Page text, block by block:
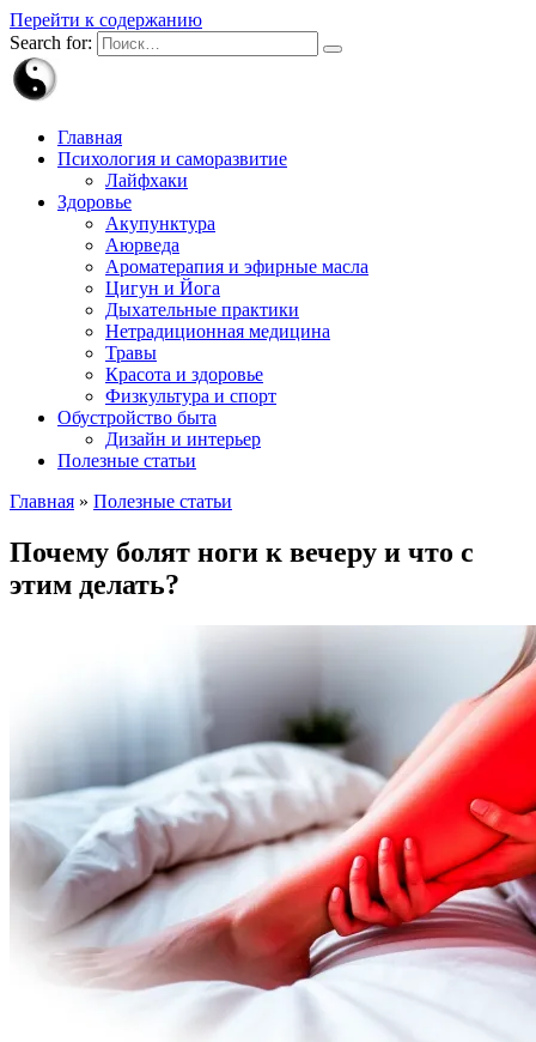
Перейти к содержанию
Search for:
Главная
Психология и саморазвитие
Лайфхаки
Здоровье
Акупунктура
Аюрведа
Ароматерапия и эфирные масла
Цигун и Йога
Дыхательные практики
Нетрадиционная медицина
Травы
Красота и здоровье
Физкультура и спорт
Обустройство быта
Дизайн и интерьер
Полезные статьи
Главная » Полезные статьи
Почему болят ноги к вечеру и что с
этим делать?